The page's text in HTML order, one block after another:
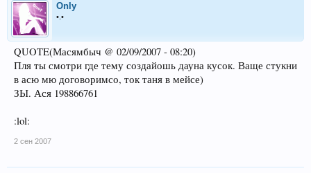
Only
•.•
QUOTE(Масямбыч @ 02/09/2007 - 08:20)
Пля ты смотри где тему создайошь дауна кусок. Ваще стукни
в асю мю договоримсо, ток таня в мейсе)
ЗЫ. Ася 198866761
:lol:
2 сен 2007